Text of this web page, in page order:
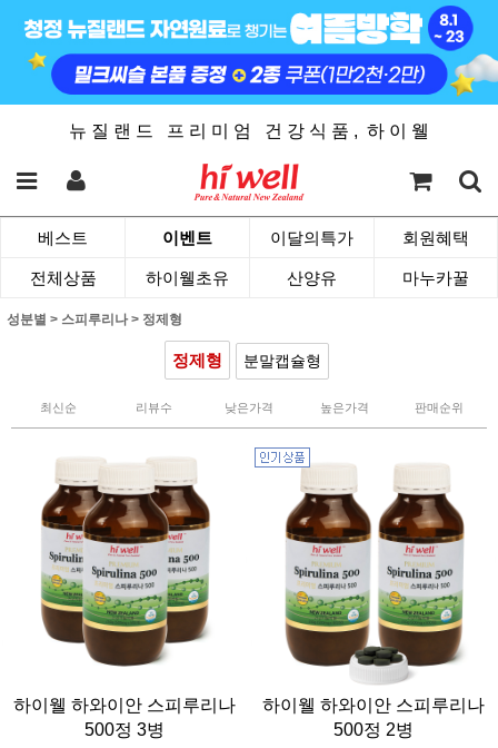
뉴 질 랜 드 프 리 미 엄 건 강 식 품 , 하 이 웰
베스트 이벤트 이달의특가 회원혜택
전체상품 하이웰초유 산양유 마누카꿀
성분별 > 스피루리나> 정제형
정제형 분말캡슐형
최신순 리뷰수 낮은가격 높은가격 판매순위
하이웰 하와이안 스피루리나
500정 3병
하이웰 하와이안 스피루리나
500정 2병